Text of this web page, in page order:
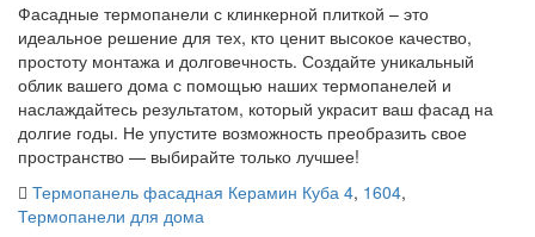
Фасадные термопанели с клинкерной плиткой – это
идеальное решение для тех, кто ценит высокое качество,
простоту монтажа и долговечность. Создайте уникальный
облик вашего дома с помощью наших термопанелей и
наслаждайтесь результатом, который украсит ваш фасад на
долгие годы. Не упустите возможность преобразить свое
пространство — выбирайте только лучшее!
Термопанель фасадная Керамин Куба 4, 1604,
Термопанели для дома